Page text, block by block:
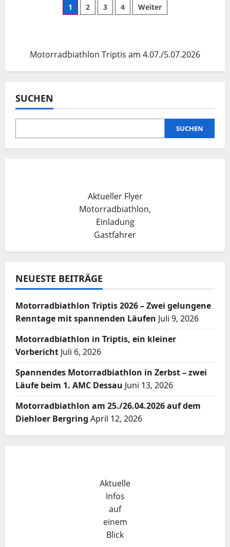
Meisterschaften
Motorradbiathlon
Seitennummerierung
Beiträge
1 2 3 4 Weiter
Motorradbiathlon Triptis am 4.07./5.07.2026
SUCHEN
SUCHEN
Aktueller Flyer
Motorradbiathlon,
Einladung
Gastfahrer
NEUESTE BEITRÄGE
Motorradbiathlon Triptis 2026 – Zwei gelungene
Renntage mit spannenden Läufen Juli 9, 2026
Motorradbiathlon in Triptis, ein kleiner
Vorbericht Juli 6, 2026
Spannendes Motorradbiathlon in Zerbst – zwei
Läufe beim 1. AMC Dessau Juni 13, 2026
Motorradbiathlon am 25./26.04.2026 auf dem
Diehloer Bergring April 12, 2026
Aktuelle
Infos
auf
einem
Blick